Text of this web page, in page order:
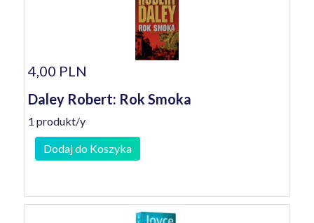
4,00 PLN
Daley Robert: Rok Smoka
1 produkt/y
Dodaj do Koszyka